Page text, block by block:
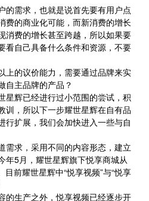
的需求，也就是说首先要有用户点
费的商业化可能，而新消费的增长
消费的增长甚至跨越，所以如果要
看自己具备什么条件和资源，不要
上的议价能力，需要通过品牌来实
自主品牌的产品？
星辉已经进行过小范围的尝试，积
训，所以下一步耀世星辉在自有品
行扩展，我们会加快进入一些与自
需求，采用不同的内容形态，建立
年5月，耀世星辉旗下悦享商城从
前耀世星辉中“悦享视频”与“悦享
的生产之外，悦享视频已经逐步开